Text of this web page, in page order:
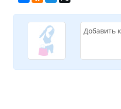
Добавить